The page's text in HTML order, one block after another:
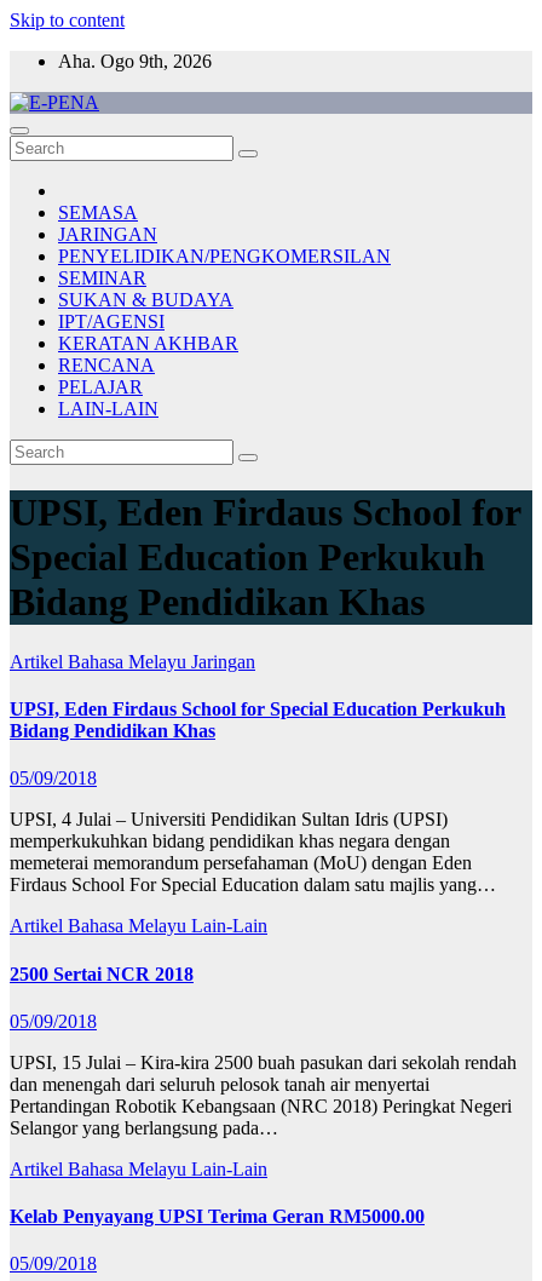
Skip to content
Aha. Ogo 9th, 2026
E-PENA
Berita Digital Terkini
SEMASA
JARINGAN
PENYELIDIKAN/PENGKOMERSILAN
SEMINAR
SUKAN & BUDAYA
IPT/AGENSI
KERATAN AKHBAR
RENCANA
PELAJAR
LAIN-LAIN
UPSI, Eden Firdaus School for
Special Education Perkukuh
Bidang Pendidikan Khas
Artikel Bahasa Melayu Jaringan
UPSI, Eden Firdaus School for Special Education Perkukuh
Bidang Pendidikan Khas
05/09/2018
UPSI, 4 Julai – Universiti Pendidikan Sultan Idris (UPSI)
memperkukuhkan bidang pendidikan khas negara dengan
memeterai memorandum persefahaman (MoU) dengan Eden
Firdaus School For Special Education dalam satu majlis yang…
Artikel Bahasa Melayu Lain-Lain
2500 Sertai NCR 2018
05/09/2018
UPSI, 15 Julai – Kira-kira 2500 buah pasukan dari sekolah rendah
dan menengah dari seluruh pelosok tanah air menyertai
Pertandingan Robotik Kebangsaan (NRC 2018) Peringkat Negeri
Selangor yang berlangsung pada…
Artikel Bahasa Melayu Lain-Lain
Kelab Penyayang UPSI Terima Geran RM5000.00
05/09/2018